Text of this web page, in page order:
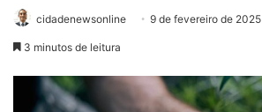
cidadenewsonline 9 de fevereiro de 2025
3 minutos de leitura